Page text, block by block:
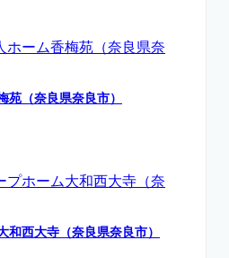
苑（奈良県奈良市）
和西大寺（奈良県奈良市）